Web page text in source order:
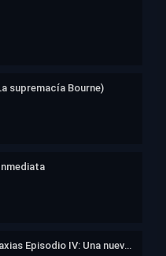
supremacía Bourne)
La guerra de las galaxias Episodio IV: Una nueva esperanza